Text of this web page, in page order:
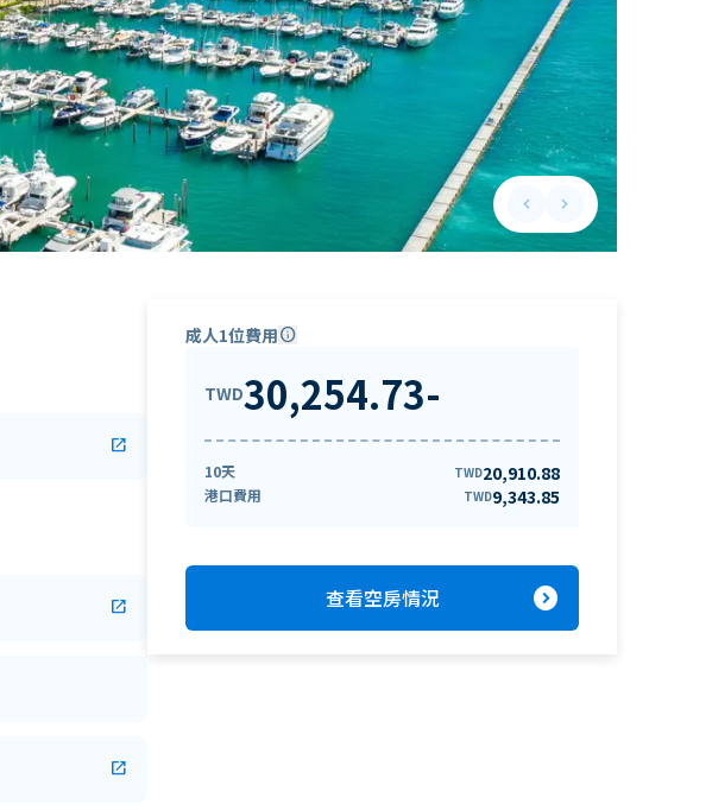
keyboard_arrow_leftPrevious slide
keyboard_arrow_rightNext slide
open_in_new
open_in_new
open_in_new
成人1位費用info
TWD30,254.73-
10天 TWD20,910.88
港口費用 TWD9,343.85
查看空房情況 expand_circle_right